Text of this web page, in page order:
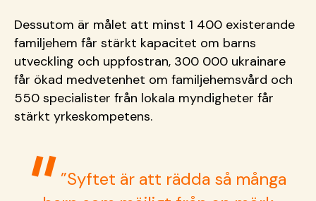
Dessutom är målet att minst 1 400 existerande
familjehem får stärkt kapacitet om barns
utveckling och uppfostran, 300 000 ukrainare
får ökad medvetenhet om familjehemsvård och
550 specialister från lokala myndigheter får
stärkt yrkeskompetens.
”Syftet är att rädda så många